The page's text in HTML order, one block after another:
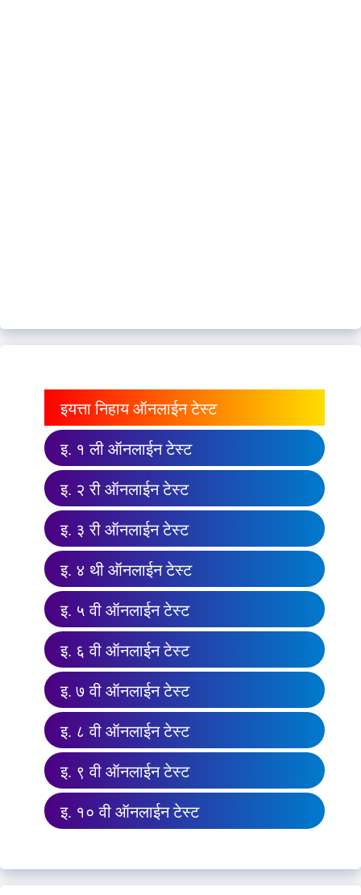
इयत्ता निहाय ऑनलाईन टेस्ट
इ. १ ली ऑनलाईन टेस्ट
इ. २ री ऑनलाईन टेस्ट
इ. ३ री ऑनलाईन टेस्ट
इ. ४ थी ऑनलाईन टेस्ट
इ. ५ वी ऑनलाईन टेस्ट
इ. ६ वी ऑनलाईन टेस्ट
इ. ७ वी ऑनलाईन टेस्ट
इ. ८ वी ऑनलाईन टेस्ट
इ. ९ वी ऑनलाईन टेस्ट
इ. १० वी ऑनलाईन टेस्ट